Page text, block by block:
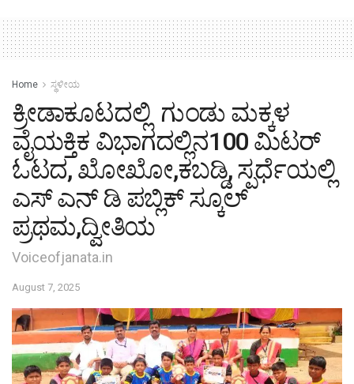
Home ಸ್ಥಳೀಯ
ಕ್ರೀಡಾಕೂಟದಲ್ಲಿ ಗುಂಡು ಮಕ್ಕಳ
ವೈಯಕ್ತಿಕ ವಿಭಾಗದಲ್ಲಿನ100 ಮಿಟರ್
ಓಟದ, ಖೋಖೋ,ಕಬಡ್ಡಿ, ಸ್ಪರ್ಧೆಯಲ್ಲಿ
ಎಸ್ ಎನ್ ಡಿ ಪಬ್ಲಿಕ್ ಸ್ಕೂಲ್
ಪ್ರಥಮ,ದ್ವೀತಿಯ
Voiceofjanata.in
August 7, 2025